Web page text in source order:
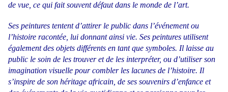
de vue, ce qui fait souvent défaut dans le monde de l’art.
Ses peintures tentent d’attirer le public dans l’événement ou
l’histoire racontée, lui donnant ainsi vie. Ses peintures utilisent
également des objets différents en tant que symboles. Il laisse au
public le soin de les trouver et de les interpréter, ou d’utiliser son
imagination visuelle pour combler les lacunes de l’histoire. Il
s’inspire de son héritage africain, de ses souvenirs d’enfance et